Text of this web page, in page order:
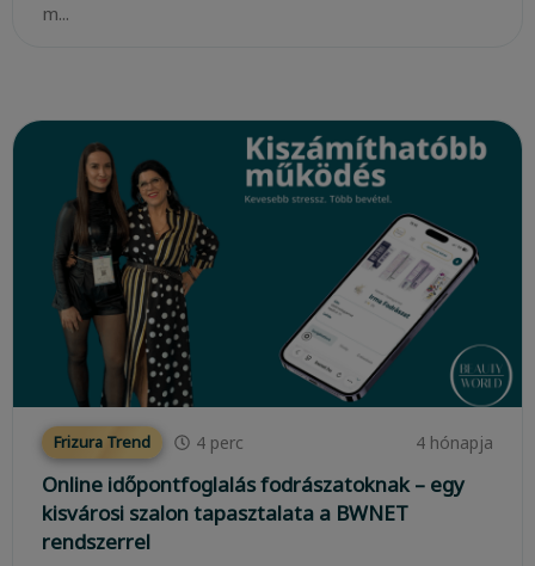
m...
Frizura Trend 4 perc 4 hónapja
Online időpontfoglalás fodrászatoknak – egy
kisvárosi szalon tapasztalata a BWNET
rendszerrel